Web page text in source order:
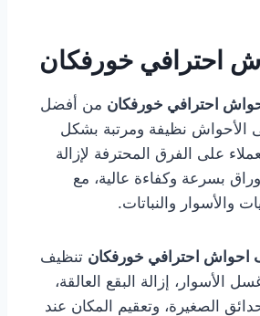
احترافي خورفكان
احترافي خورفكان من أفضل
الأحواش نظيفة ومرتبة بشكل
على الفرق المحترفة لإزالة
بسرعة وكفاءة عالية، مع
والأسوار والنباتات.
احواش احترافي خورفكان تنظيف
الأسوار، إزالة البقع العالقة،
الصغيرة، وتعقيم المكان عند